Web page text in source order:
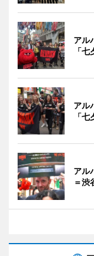
アル
「
アル
「
アル
＝渋